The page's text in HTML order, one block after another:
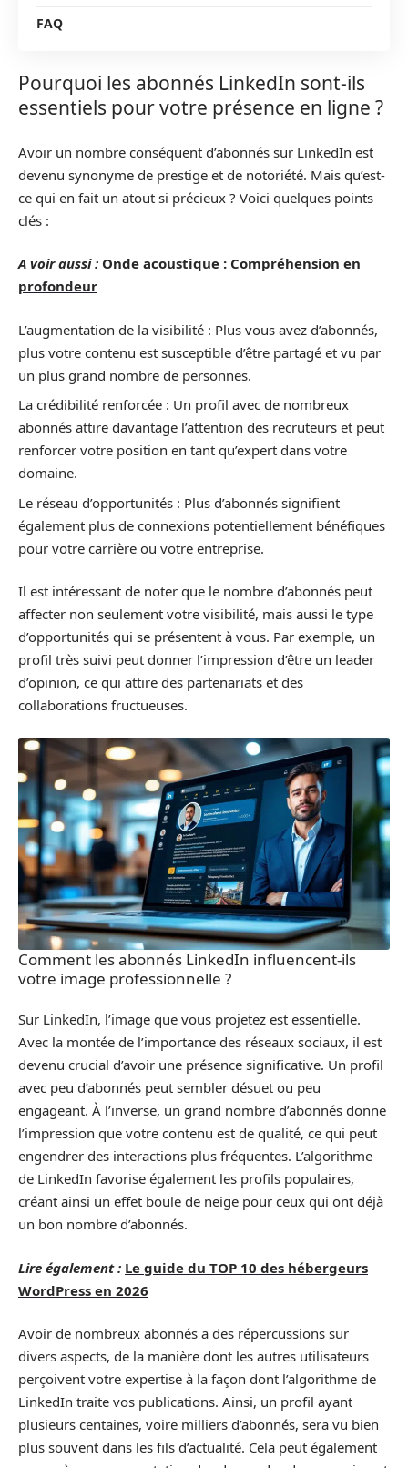
FAQ
Pourquoi les abonnés LinkedIn sont-ils
essentiels pour votre présence en ligne ?
Avoir un nombre conséquent d’abonnés sur LinkedIn est
devenu synonyme de prestige et de notoriété. Mais qu’est-
ce qui en fait un atout si précieux ? Voici quelques points
clés :
A voir aussi : Onde acoustique : Compréhension en
profondeur
L’augmentation de la visibilité : Plus vous avez d’abonnés,
plus votre contenu est susceptible d’être partagé et vu par
un plus grand nombre de personnes.
La crédibilité renforcée : Un profil avec de nombreux
abonnés attire davantage l’attention des recruteurs et peut
renforcer votre position en tant qu’expert dans votre
domaine.
Le réseau d’opportunités : Plus d’abonnés signifient
également plus de connexions potentiellement bénéfiques
pour votre carrière ou votre entreprise.
Il est intéressant de noter que le nombre d’abonnés peut
affecter non seulement votre visibilité, mais aussi le type
d’opportunités qui se présentent à vous. Par exemple, un
profil très suivi peut donner l’impression d’être un leader
d’opinion, ce qui attire des partenariats et des
collaborations fructueuses.
Comment les abonnés LinkedIn influencent-ils
votre image professionnelle ?
Sur LinkedIn, l’image que vous projetez est essentielle.
Avec la montée de l’importance des réseaux sociaux, il est
devenu crucial d’avoir une présence significative. Un profil
avec peu d’abonnés peut sembler désuet ou peu
engageant. À l’inverse, un grand nombre d’abonnés donne
l’impression que votre contenu est de qualité, ce qui peut
engendrer des interactions plus fréquentes. L’algorithme
de LinkedIn favorise également les profils populaires,
créant ainsi un effet boule de neige pour ceux qui ont déjà
un bon nombre d’abonnés.
Lire également : Le guide du TOP 10 des hébergeurs
WordPress en 2026
Avoir de nombreux abonnés a des répercussions sur
divers aspects, de la manière dont les autres utilisateurs
perçoivent votre expertise à la façon dont l’algorithme de
LinkedIn traite vos publications. Ainsi, un profil ayant
plusieurs centaines, voire milliers d’abonnés, sera vu bien
plus souvent dans les fils d’actualité. Cela peut également